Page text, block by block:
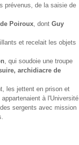
prévenus, de la saisie de
Poiroux, dont Guy
et recelait les objets
, qui soudoie une troupe
archidiacre de
les jettent en prison et
appartenaient à l'Université
sergents avec mission